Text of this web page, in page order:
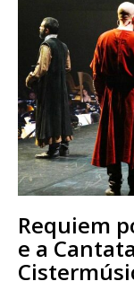
Requiem
e a